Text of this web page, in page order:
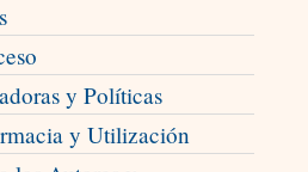
y Políticas
y Utilización